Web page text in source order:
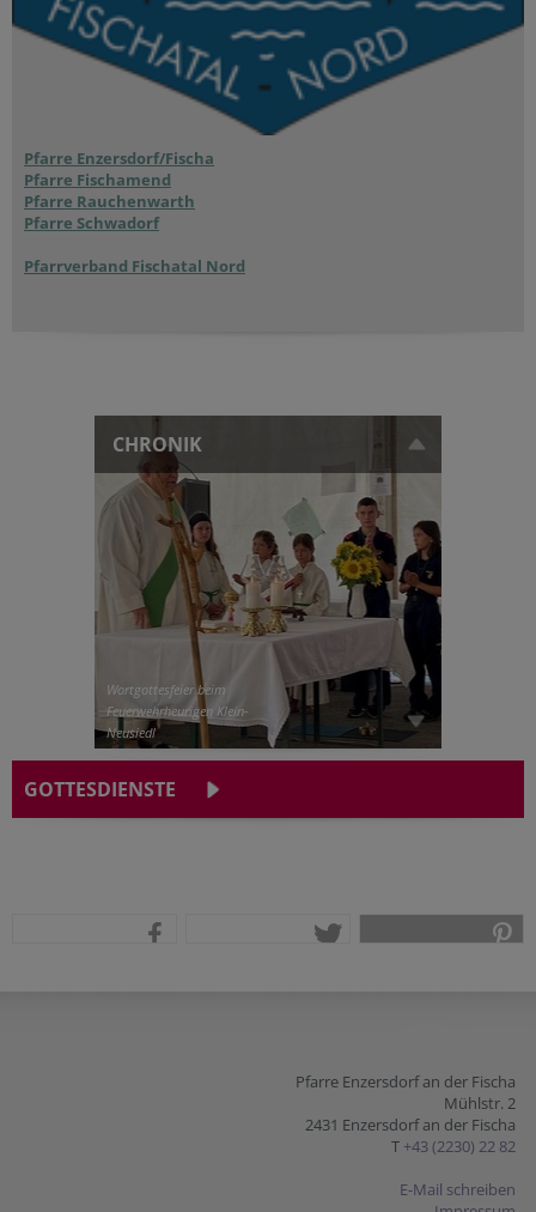
Pfarre Enzersdorf/Fischa
Pfarre Fischamend
Pfarre Rauchenwarth
Pfarre Schwadorf
Pfarrverband Fischatal Nord
CHRONIK
Wortgottesfeier beim
Feuerwehrheurigen Klein-
Neusiedl
GOTTESDIENSTE
Pfarre Enzersdorf an der Fischa
Mühlstr. 2
2431 Enzersdorf an der Fischa
T +43 (2230) 22 82
E-Mail schreiben